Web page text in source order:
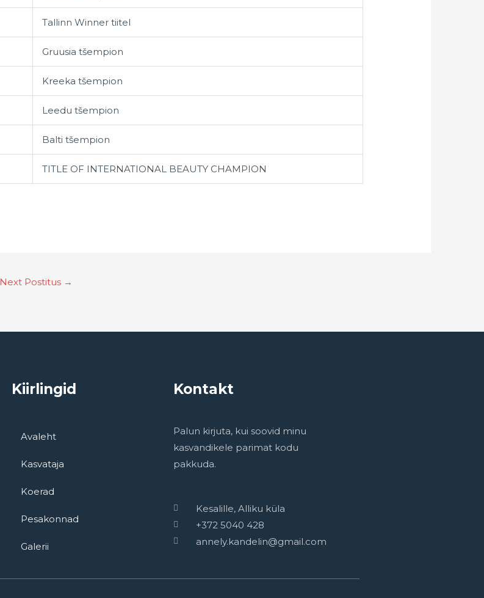
Tallinn Winner tiitel
Gruusia tšempion
Kreeka tšempion
Leedu tšempion
Balti tšempion
TITLE OF INTERNATIONAL BEAUTY CHAMPION
Next Postitus →
Kiirlingid
Avaleht
Kasvataja
Koerad
Pesakonnad
Galerii
Kontakt
Palun kirjuta, kui soovid minu
kasvandikele parimat kodu
pakkuda.
Kesalille, Alliku küla
+372 5040 428
annely.kandelin@gmail.com